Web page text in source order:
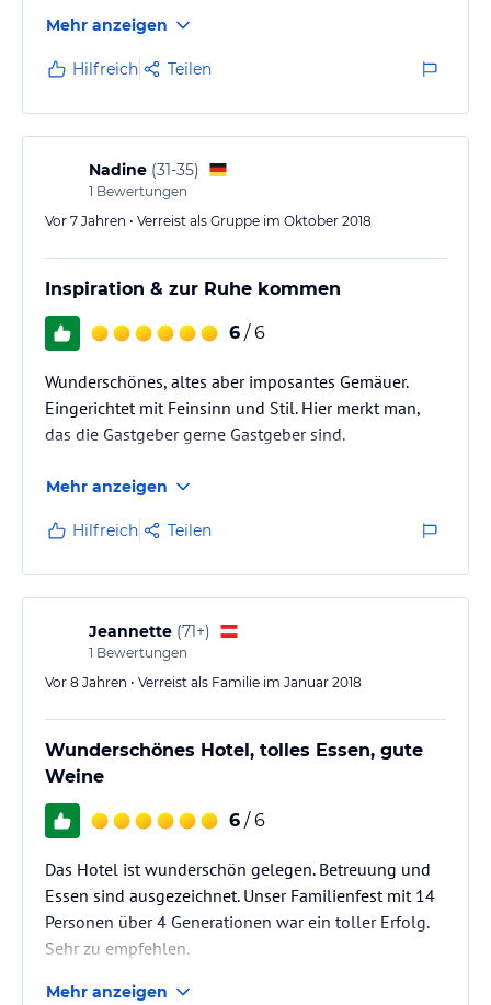
Betreiber daraus gemacht haben.
Alles sehr geschmackvoll und mit viel Liebe zum
Detail. Nicht nur das Haus, auch der Garten. Nicht zu
vergessen die im Wortsinn geschmackvolle Kulinarik
die wir, eine Gruppe die dort ein Philosophie
Wochenende verbracht haben, sehr…
Mehr anzeigen
Hilfreich Teilen
Nadine (31-35)
1 Bewertungen
Vor 7 Jahren • Verreist als Gruppe im Oktober 2018
Inspiration & zur Ruhe kommen
6 / 6
Wunderschönes, altes aber imposantes Gemäuer.
Eingerichtet mit Feinsinn und Stil. Hier merkt man,
das die Gastgeber gerne Gastgeber sind.
Mehr anzeigen
Hilfreich Teilen
Jeannette (71+)
1 Bewertungen
Vor 8 Jahren • Verreist als Familie im Januar 2018
Wunderschönes Hotel, tolles Essen, gute
Weine
6 / 6
Das Hotel ist wunderschön gelegen. Betreuung und
Essen sind ausgezeichnet. Unser Familienfest mit 14
Personen über 4 Generationen war ein toller Erfolg.
Sehr zu empfehlen.
Mehr anzeigen